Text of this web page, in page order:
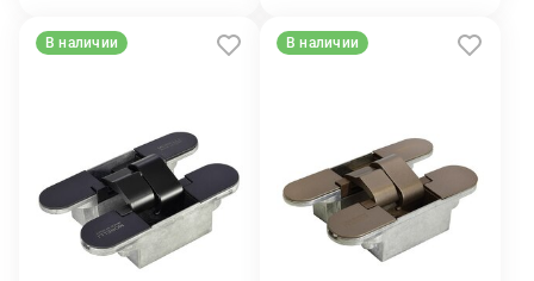
В наличии В наличии